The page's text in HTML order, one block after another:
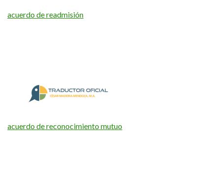
acuerdo de readmisión
acuerdo de reconocimiento mutuo